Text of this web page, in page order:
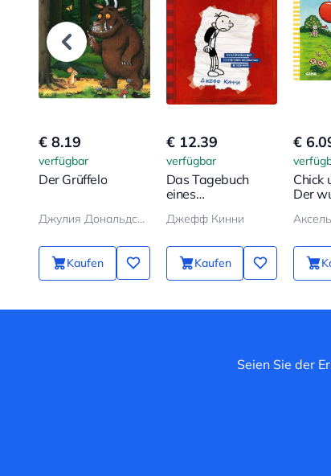
€ 8.19
verfügbar
Der Grüffelo
Джулия Дональдсон, Аксель Шеффлер
Kaufen
€ 12.39
verfügbar
Das Tagebuch
eines
Джефф Кинни
Kaufen
€
Chick
Der
Seien Sie der